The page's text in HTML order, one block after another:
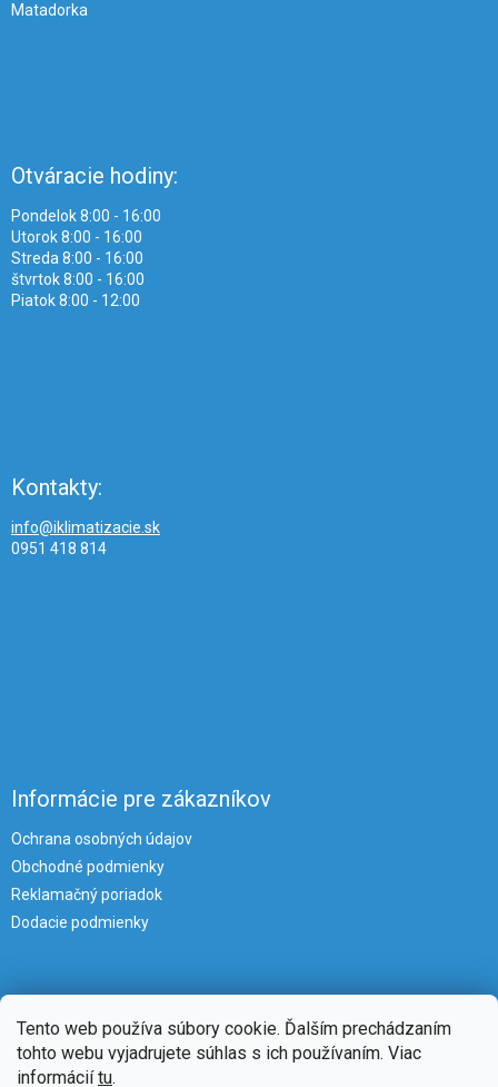
Tento web používa súbory cookie. Ďalším prechádzaním
tohto webu vyjadrujete súhlas s ich používaním. Viac
informáciítu.
Matadorka
Otváracie hodiny:
Pondelok 8:00 - 16:00
Utorok 8:00 - 16:00
Streda 8:00 - 16:00
štvrtok 8:00 - 16:00
Piatok 8:00 - 12:00
Kontakty:
info@iklimatizacie.sk
0951 418 814
Informácie pre zákazníkov
Ochrana osobných údajov
Obchodné podmienky
Reklamačný poriadok
Dodacie podmienky